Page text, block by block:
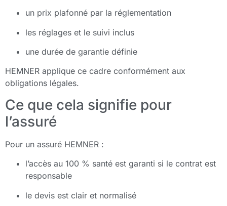
un prix plafonné par la réglementation
les réglages et le suivi inclus
une durée de garantie définie
HEMNER applique ce cadre conformément aux
obligations légales.
Ce que cela signifie pour
l’assuré
Pour un assuré HEMNER :
l’accès au 100 % santé est garanti si le contrat est
responsable
le devis est clair et normalisé